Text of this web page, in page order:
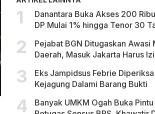
Danantara Buka Akses 200
DP Mulai 1% hingga Tenor 30
Pejabat BGN Ditugaskan Awasi
Daerah, Masuk Jakarta Harus
Eks Jampidsus Febrie
Kejagung Dalami Barang Bukti
Banyak UMKM Ogah Buka